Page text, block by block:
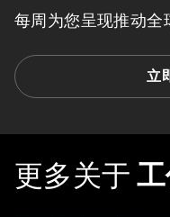
每周为您呈现推动全
立
更多关于